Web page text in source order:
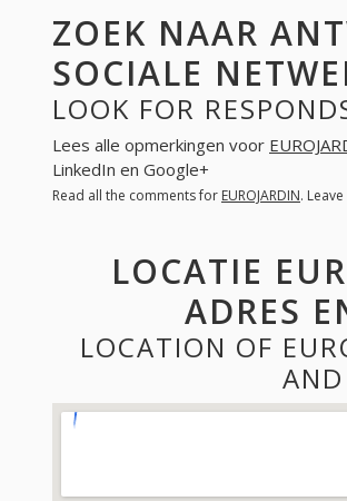
ZOEK NAAR
SOCIALE
LOOK FOR
Lees alle opmerkingen voor
LinkedIn en Google+
Read all the comments for EUROJARDIN.
LOCATIE
ADRES
LOCATION OF